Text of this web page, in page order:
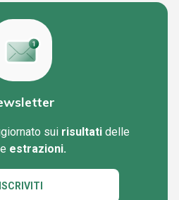
sui risultati delle
estrazioni.
ISCRIVITI